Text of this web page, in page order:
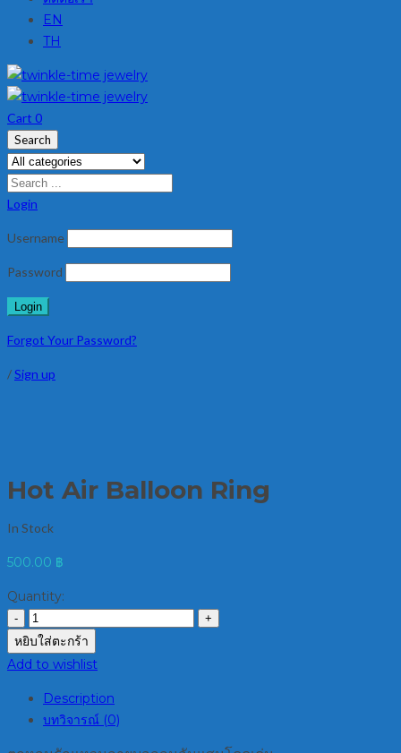
EN
TH
Cart 0
Search
Login
Username
Password
Forgot Your Password?
/Sign up
Hot Air Balloon Ring
In Stock
500.00 ฿
Quantity:
หยิบใส่ตะกร้า
Add to wishlist
Description
บทวิจารณ์ (0)